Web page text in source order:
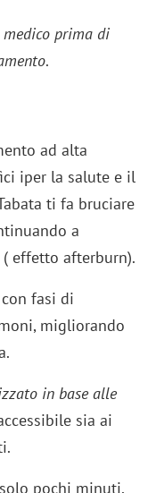
prima di
.
ad alta
iper la salute e il
ti fa bruciare
a
effetto afterburn).
fasi di
migliorando
in base alle
sia ai
pochi minuti,